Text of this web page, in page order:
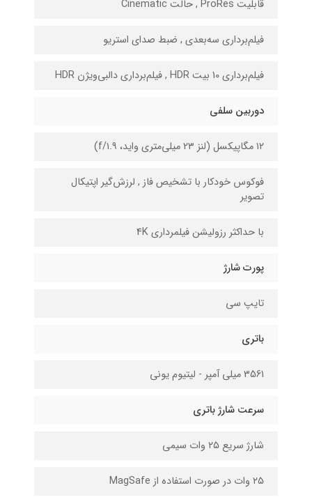
قابلیت ProRes , حالت Cinematic
فیلم‌برداری سه‌بعدی , ضبط صدای استریو
فیلم‌برداری 10 بیت HDR , فیلم‌برداری دالبی‌ویژن HDR
دوربین سلفی
۱۲ مگاپیکسل (لنز 2۳ میلی‌متری واید، f/۱.۹)
فوکوس خودکار با تشخیص فاز , لرزش‌گیر اپتیکال
تصویر
با حداکثر رزولیشن فیلمرداری 4K
پورت شارژ
تایپ سی
باتری
3561 میلی آمپر - لیتیوم یونی
سرعت شارژ باتری
شارژ سریع ۲۵ وات سیمی
۲۵ وات در صورت استفاده از MagSafe